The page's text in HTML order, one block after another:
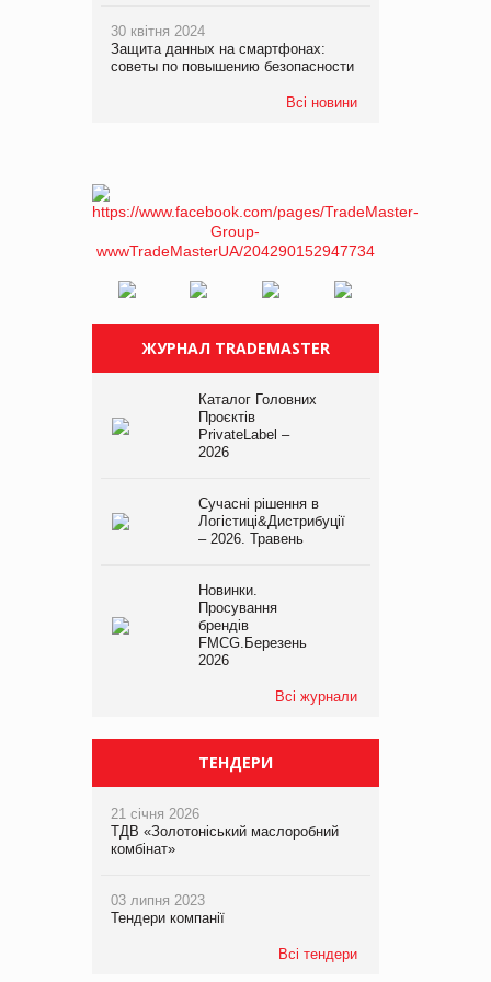
30 квітня 2024
Защита данных на смартфонах:
советы по повышению безопасности
Всі новини
ЖУРНАЛ TRADEMASTER
Каталог Головних
Проєктів
PrivateLabel –
2026
Сучасні рішення в
Логістиці&Дистрибуції
– 2026. Травень
Новинки.
Просування
брендів
FMCG.Березень
2026
Всі журнали
ТЕНДЕРИ
21 січня 2026
ТДВ «Золотоніський маслоробний
комбінат»
03 липня 2023
Тендери компанії
Всі тендери